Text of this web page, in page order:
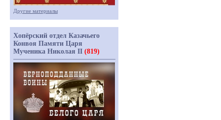
Другие материалы
Хопёрский отдел Казачьего
Конвоя Памяти Царя
Мученика Николая II (819)